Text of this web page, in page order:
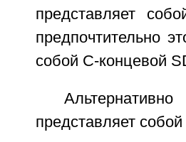
представляет
предпочтительно
собой С-концевой
представляет